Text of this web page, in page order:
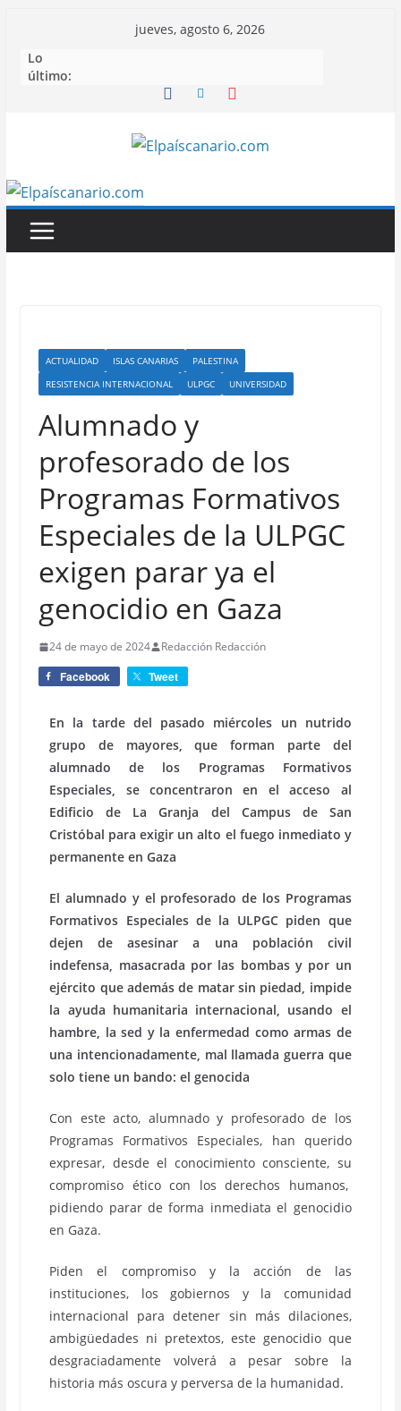
contenido
jueves, agosto 6, 2026
Lo
último:
ACTUALIDAD ISLAS CANARIAS
PALESTINA
RESISTENCIA INTERNACIONAL
ULPGC UNIVERSIDAD
Alumnado y
profesorado de los
Programas Formativos
Especiales de la ULPGC
exigen parar ya el
genocidio en Gaza
24 de mayo de 2024 Redacción Redacción
Facebook Tweet
En la tarde del pasado miércoles un nutrido
grupo de mayores, que forman parte del
alumnado de los Programas Formativos
Especiales, se concentraron en el acceso al
Edificio de La Granja del Campus de San
Cristóbal para exigir un alto el fuego inmediato y
permanente en Gaza
El alumnado y el profesorado de los Programas
Formativos Especiales de la ULPGC piden que
dejen de asesinar a una población civil
indefensa, masacrada por las bombas y por un
ejército que además de matar sin piedad, impide
la ayuda humanitaria internacional, usando el
hambre, la sed y la enfermedad como armas de
una intencionadamente, mal llamada guerra que
solo tiene un bando: el genocida
Con este acto, alumnado y profesorado de los
Programas Formativos Especiales, han querido
expresar, desde el conocimiento consciente, su
compromiso ético con los derechos humanos,
pidiendo parar de forma inmediata el genocidio
en Gaza.
Piden el compromiso y la acción de las
instituciones, los gobiernos y la comunidad
internacional para detener sin más dilaciones,
ambigüedades ni pretextos, este genocidio que
desgraciadamente volverá a pesar sobre la
historia más oscura y perversa de la humanidad.